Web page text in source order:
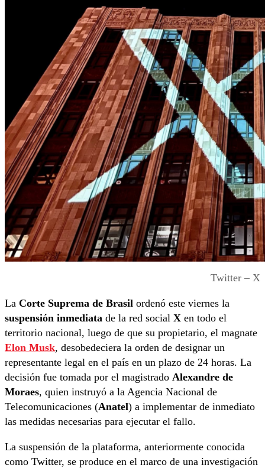
Twitter – X
La Corte Suprema de Brasil ordenó este viernes la
suspensión inmediata de la red social X en todo el
territorio nacional, luego de que su propietario, el magnate
Elon Musk, desobedeciera la orden de designar un
representante legal en el país en un plazo de 24 horas. La
decisión fue tomada por el magistrado Alexandre de
Moraes, quien instruyó a la Agencia Nacional de
Telecomunicaciones (Anatel) a implementar de inmediato
las medidas necesarias para ejecutar el fallo.
La suspensión de la plataforma, anteriormente conocida
como Twitter, se produce en el marco de una investigación